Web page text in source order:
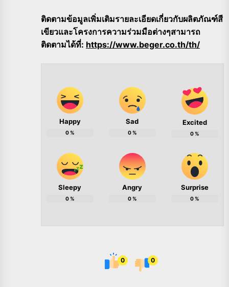
ติดตามข้อมูลเพิ่มเติมรายละเอียดเกี่ยวกับผลิตภัณฑ์สี
เขียวและโครงการความร่วมมือต่างๆสามารถ
ติดตามได้ที่: https://www.beger.co.th/th/
Happy
0%
Sad
0%
Excited
0%
Sleepy
0%
Angry
0%
Surprise
0%
0 0